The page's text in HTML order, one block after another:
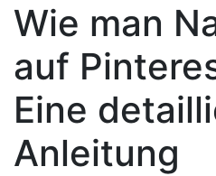
Wie man
auf
Eine
Anleitung